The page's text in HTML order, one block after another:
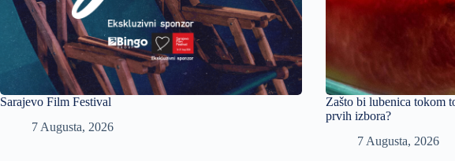
Sarajevo Film Festival
7 Augusta, 2026
Zašto bi lubenica tokom
prvih izbora?
7 Augusta, 2026